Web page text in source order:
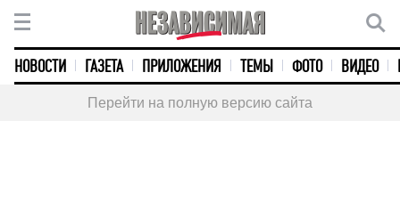
НОВОСТИ ГАЗЕТА ПРИЛОЖЕНИЯ ТЕМЫ ФОТО ВИДЕО
Перейти на полную версию сайта